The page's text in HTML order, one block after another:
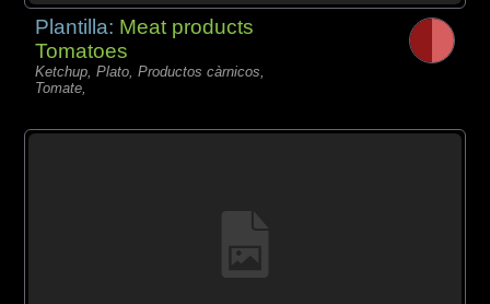
Plantilla: Meat products
Tomatoes
Ketchup, Plato, Productos càrnicos,
Tomate,